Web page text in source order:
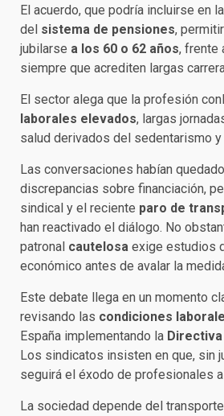
El acuerdo, que podría incluirse en
del sistema de pensiones,
jubilarse a los 60 o 62 años, frente
siempre que acrediten largas
El sector alega que la profesión
laborales elevados, largas
salud derivados del sedentarismo
Las conversaciones habían
discrepancias sobre financiación,
sindical y el reciente paro de
han reactivado el diálogo. No
patronal cautelosa exige estudios
económico antes de avalar la
Este debate llega en un momento
revisando las condiciones
España implementando la
Los sindicatos insisten en que, sin
seguirá el éxodo de profesionales
La sociedad depende del